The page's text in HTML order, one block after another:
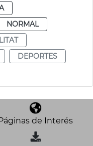
NORMAL
DEPORTES
de Interés